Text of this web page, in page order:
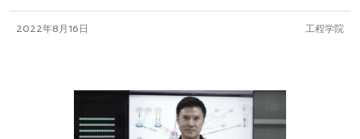
2022年8月16日 工程学院